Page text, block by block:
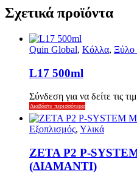
Σχετικά προϊόντα
Quin Global, Κόλλα, Ξύλο
L17 500ml
Σύνδεση για να δείτε τις
Διαβάστε περισσότερα
Εξοπλισμός, Υλικά
ZETA P2 P-
(ΔΙΑΜΑΝΤΙ)